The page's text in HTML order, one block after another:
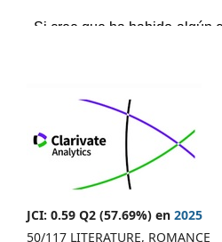
JCI: 0.59 Q2 (57.69%) en 2025
50/117 LITERATURE, ROMANCE